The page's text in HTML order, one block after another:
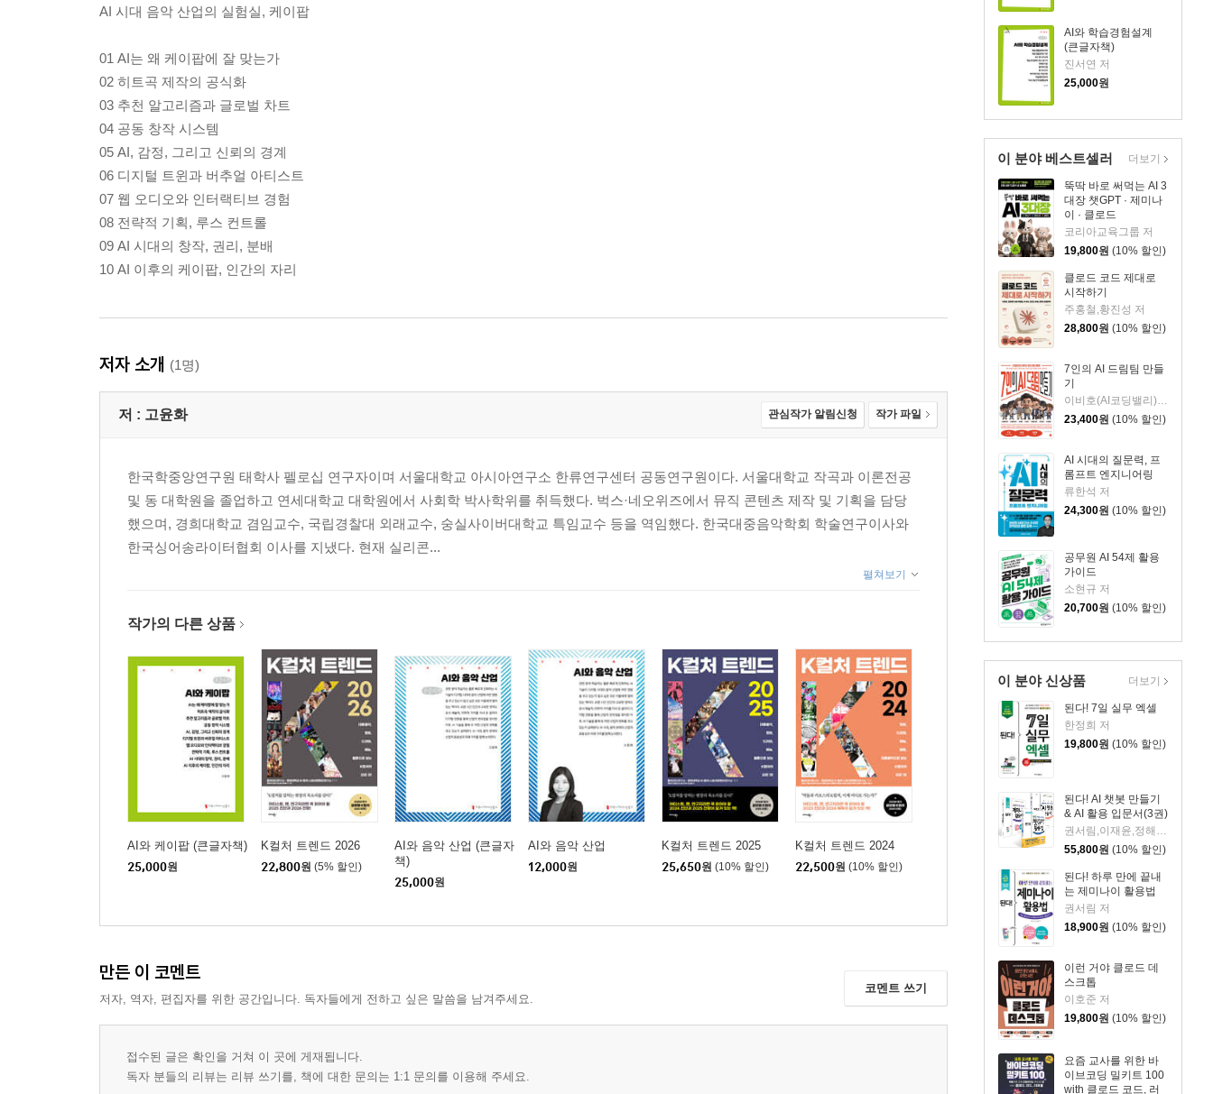
AI와 학습경험설계
(큰글자책)
진서연 저
25,000원
이 분야 베스트셀러
뚝딱 바로 써먹는 AI 3
대장 챗GPT · 제미나
이 · 클로드
코리아교육그룹 저
19,800원 (10% 할인)
클로드 코드 제대로
시작하기
주홍철,황진성 저
28,800원 (10% 할인)
7인의 AI 드림팀 만들
기
이비호(AI코딩밸리) 저
23,400원 (10% 할인)
AI 시대의 질문력, 프
롬프트 엔지니어링
류한석 저
24,300원 (10% 할인)
공무원 AI 54제 활용
가이드
소현규 저
20,700원 (10% 할인)
더보기
이 분야 신상품
된다! 7일 실무 엑셀
한정희 저
19,800원 (10% 할인)
된다! AI 챗봇 만들기
& AI 활용 입문서(3권)
55,800원 (10% 할인)
된다! 하루 만에 끝내
는 제미나이 활용법
권서림 저
18,900원 (10% 할인)
이런 거야 클로드 데
스크톱
이호준 저
19,800원 (10% 할인)
요즘 교사를 위한 바
이브코딩 밀키트 100
with 클로드 코드, 러
더보기
AI 시대 음악 산업의 실험실, 케이팝
01 AI는 왜 케이팝에 잘 맞는가
02 히트곡 제작의 공식화
03 추천 알고리즘과 글로벌 차트
04 공동 창작 시스템
05 AI, 감정, 그리고 신뢰의 경계
06 디지털 트윈과 버추얼 아티스트
07 웹 오디오와 인터랙티브 경험
08 전략적 기획, 루스 컨트롤
09 AI 시대의 창작, 권리, 분배
10 AI 이후의 케이팝, 인간의 자리
저자 소개 (1명)
저 : 고윤화 관심작가 알림신청 작가 파일
한국학중앙연구원 태학사 펠로십 연구자이며 서울대학교 아시아연구소 한류연구센터 공동연구원이다. 서울대학교 작곡과 이론전공
및 동 대학원을 졸업하고 연세대학교 대학원에서 사회학 박사학위를 취득했다. 벅스·네오위즈에서 뮤직 콘텐츠 제작 및 기획을 담당
했으며, 경희대학교 겸임교수, 국립경찰대 외래교수, 숭실사이버대학교 특임교수 등을 역임했다. 한국대중음악학회 학술연구이사와
한국싱어송라이터협회 이사를 지냈다. 현재 실리콘...
펼쳐보기
작가의 다른 상품
AI와 케이팝 (큰글자책)
25,000원
K컬처 트렌드 2026
22,800원 (5% 할인)
AI와 음악 산업 (큰글자
책)
25,000원
AI와 음악 산업
12,000원
K컬처 트렌드 2025
25,650원 (10% 할인)
K컬처 트렌드 2024
22,500원 (10% 할인)
만든 이 코멘트
저자, 역자, 편집자를 위한 공간입니다. 독자들에게 전하고 싶은 말씀을 남겨주세요.
코멘트 쓰기
접수된 글은 확인을 거쳐 이 곳에 게재됩니다.
독자 분들의 리뷰는 리뷰 쓰기를, 책에 대한 문의는 1:1 문의를 이용해 주세요.